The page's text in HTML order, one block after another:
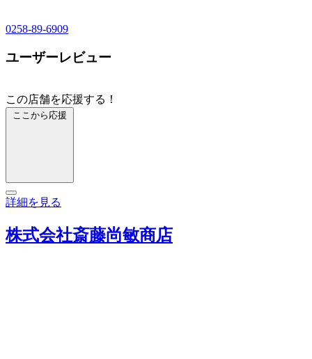
0258-89-6909
ユーザーレビュー
この店舗を応援する！
ここから応援
詳細を見る
株式会社斎藤尚敏商店